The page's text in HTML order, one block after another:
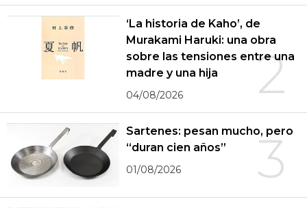
2
‘La historia de Kaho’, de
Murakami Haruki: una obra
sobre las tensiones entre una
madre y una hija
04/08/2026
3
Sartenes: pesan mucho, pero
“duran cien años”
01/08/2026